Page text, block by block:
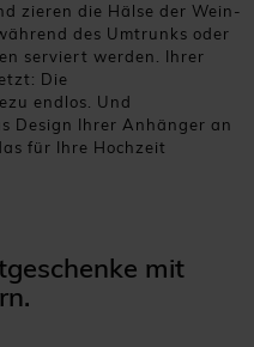
zieren die Hälse der Wein-
des Umtrunks oder
serviert werden. Ihrer
Die
endlos. Und
Design Ihrer Anhänger an
für Ihre Hochzeit
mit